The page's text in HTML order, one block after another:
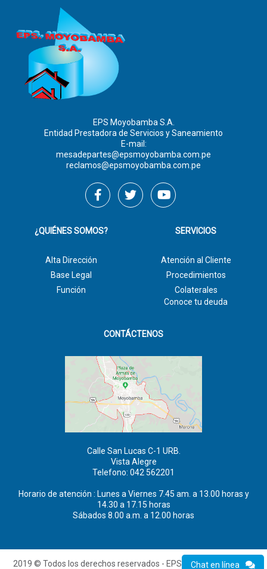
EPS Moyobamba S.A.
Entidad Prestadora de Servicios y Saneamiento
E-mail:
mesadepartes@epsmoyobamba.com.pe
reclamos@epsmoyobamba.com.pe
¿QUIÉNES SOMOS?
Alta Dirección
Base Legal
Función
SERVICIOS
Atención al Cliente
Procedimientos
Colaterales
Conoce tu deuda
CONTÁCTENOS
Calle San Lucas C-1 URB.
Vista Alegre
Telefono: 042 562201
Horario de atención : Lunes a Viernes 7.45 am. a 13.00 horas y
14.30 a 17.15 horas
Sábados 8.00 a.m. a 12.00 horas
2019 © Todos los derechos reservados - EPS MOYOBAMBA S.A.
Chat en línea